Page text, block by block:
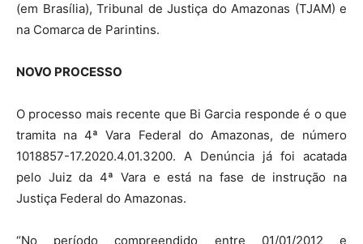
(em Brasília), Tribunal de Justiça do Amazonas (TJAM) e
na Comarca de Parintins.
NOVO PROCESSO
O processo mais recente que Bi Garcia responde é o que
tramita na 4ª Vara Federal do Amazonas, de número
1018857-17.2020.4.01.3200. A Denúncia já foi acatada
pelo Juiz da 4ª Vara e está na fase de instrução na
Justiça Federal do Amazonas.
“No período compreendido entre 01/01/2012 e